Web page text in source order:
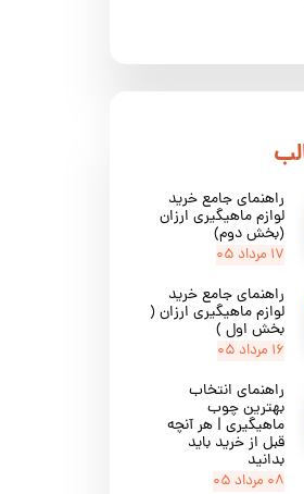
راهنمای جامع خرید
لوازم ماهیگیری ارزان
(بخش دوم)
۱۷ مرداد ۰۵
راهنمای جامع خرید
لوازم ماهیگیری ارزان (
بخش اول )
۱۶ مرداد ۰۵
راهنمای انتخاب
بهترین چوب
ماهیگیری | هر آنچه
قبل از خرید باید
بدانید
۰۸ مرداد ۰۵